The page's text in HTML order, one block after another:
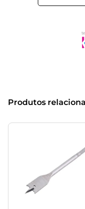
Produtos